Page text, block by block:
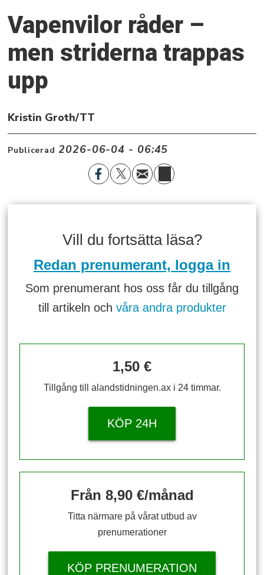
Vapenvilor råder –
men striderna trappas
upp
Kristin Groth/TT
Publicerad 2026-06-04 - 06:45
Vill du fortsätta läsa?
Redan prenumerant, logga in
Som prenumerant hos oss får du tillgång
till artikeln och våra andra produkter
1,50 €
Tillgång till alandstidningen.ax i 24 timmar.
KÖP 24H
Från 8,90 €/månad
Titta närmare på vårat utbud av
prenumerationer
KÖP PRENUMERATION